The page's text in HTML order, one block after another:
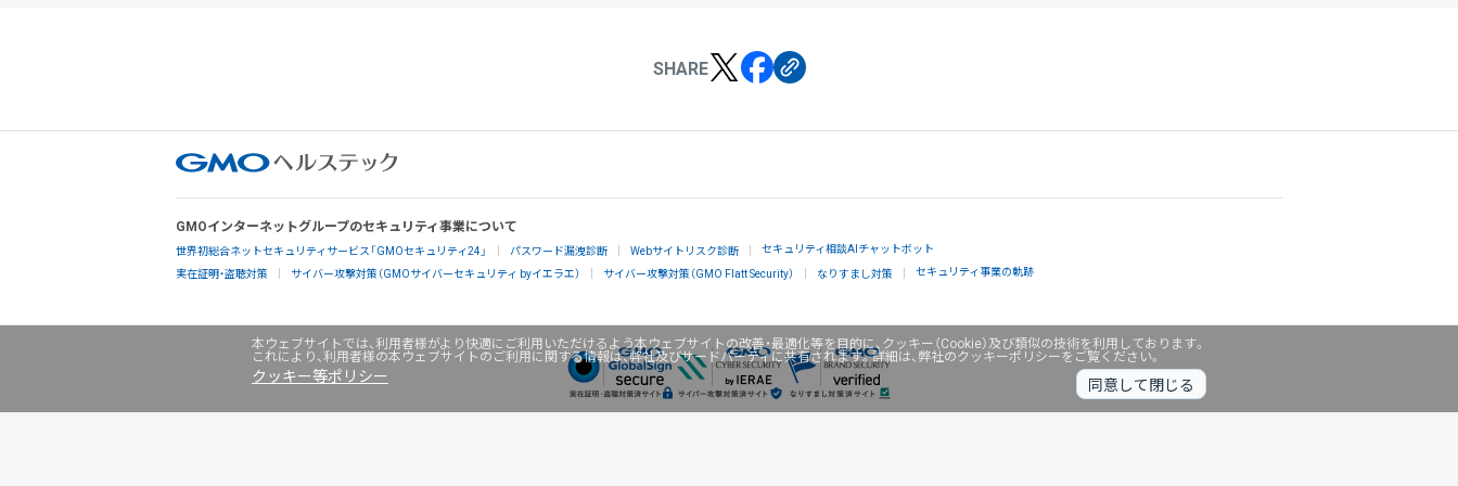
本ウェブサイトでは、利用者様がより快適にご利用いただけるよう本ウェブサイトの改善・最適化等を目的に、クッキー（Cookie）及び類似の技術を利用しております。
これにより、利用者様の本ウェブサイトのご利用に関する情報は、弊社及びサードパーティに共有されます。詳細は、弊社のクッキーポリシーをご覧ください。
クッキー等ポリシー 同意して閉じる
SHARE
GMOインターネットグループのセキュリティ事業について
世界初総合ネットセキュリティサービス「GMOセキュリティ24」 パスワード漏洩診断 Webサイトリスク診断 セキュリティ相談AIチャットボット
実在証明・盗聴対策 サイバー攻撃対策（GMOサイバーセキュリティ byイエラエ） サイバー攻撃対策（GMO Flatt Security） なりすまし対策 セキュリティ事業の軌跡